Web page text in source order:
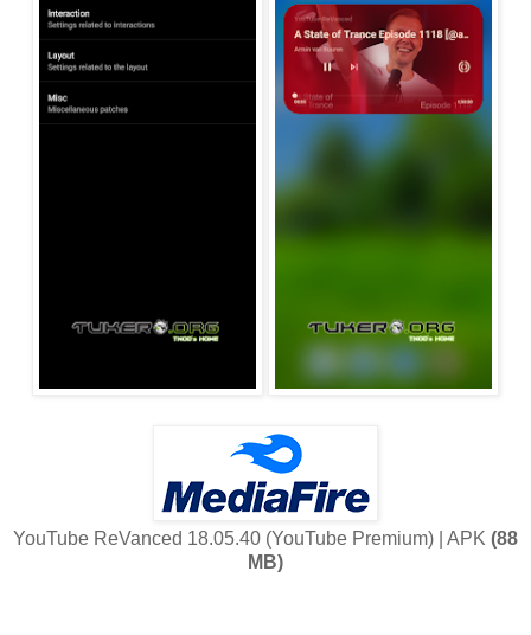
YouTube ReVanced 18.05.40 (YouTube Premium) | APK (88
MB)